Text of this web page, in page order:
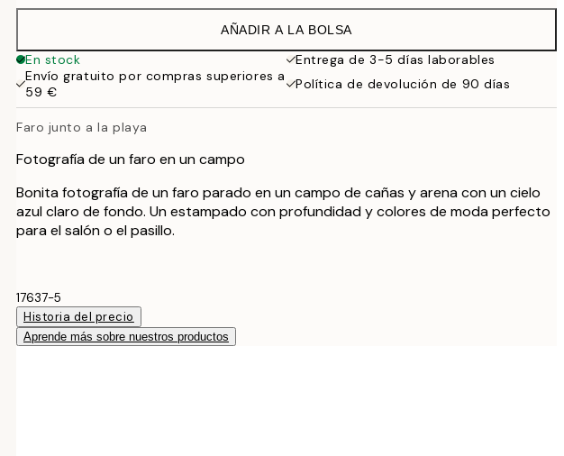
32,45 €
AÑADIR A LA BOLSA
En stock
Entrega de 3-5 días laborables
Envío gratuito por compras superiores a
59 €
Política de devolución de 90 días
Faro junto a la playa
Fotografía de un faro en un campo
Bonita fotografía de un faro parado en un campo de cañas y arena con un cielo
azul claro de fondo. Un estampado con profundidad y colores de moda perfecto
para el salón o el pasillo.
17637-5
Historia del precio
Aprende más sobre nuestros productos